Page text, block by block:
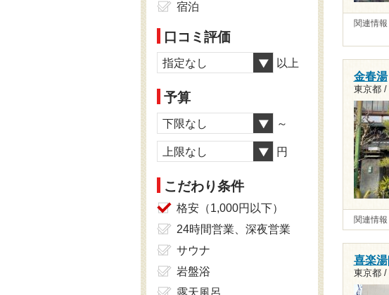
関連情報
金春湯
東京都
関連情報
喜楽
東京都
宿泊
口コミ評価
指定なし 以上
予算
下限なし ～
上限なし 円
こだわり条件
格安（1,000円以下）
24時間営業、深夜営業
サウナ
岩盤浴
露天風呂